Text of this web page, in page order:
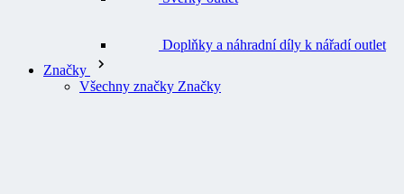
Všechny značky Značky